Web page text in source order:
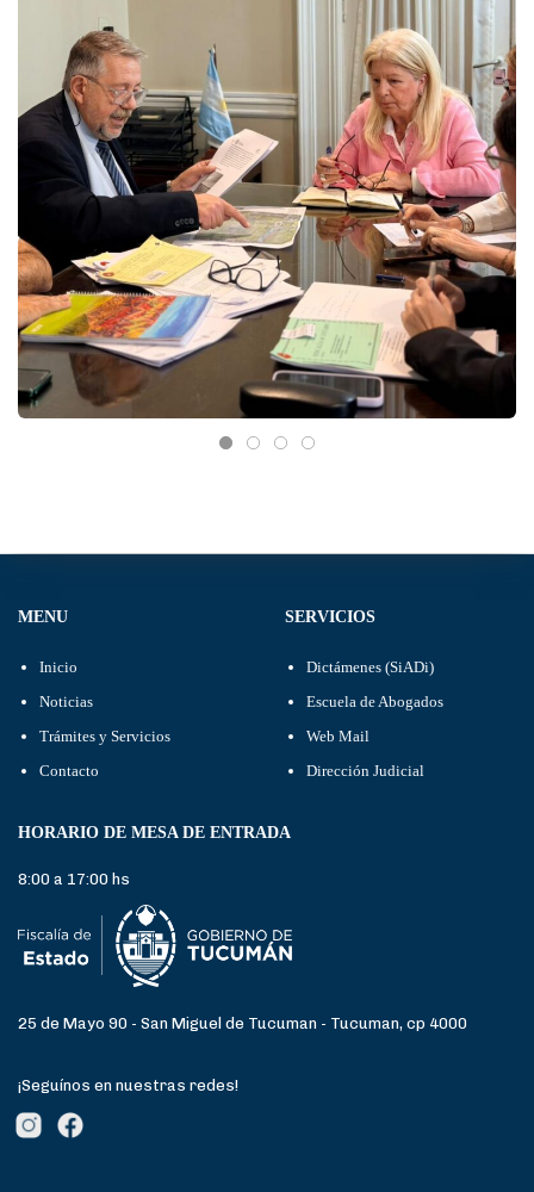
MENU
Inicio
Noticias
Trámites y Servicios
Contacto
SERVICIOS
Dictámenes (SiADi)
Escuela de Abogados
Web Mail
Dirección Judicial
HORARIO DE MESA DE ENTRADA
8:00 a 17:00 hs
25 de Mayo 90 - San Miguel de Tucuman - Tucuman, cp 4000
¡Seguínos en nuestras redes!